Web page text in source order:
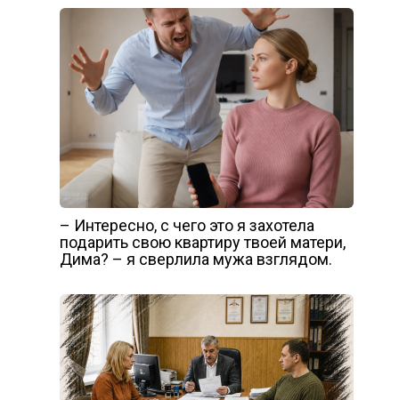
– Интересно, с чего это я захотела
подарить свою квартиру твоей матери,
Дима? – я сверлила мужа взглядом.